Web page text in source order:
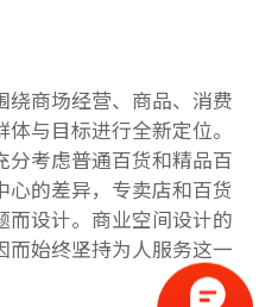
绕商场经营、商品、消费
与目标进行全新定位。
分考虑普通百货和精品百
的差异，专卖店和百货
而设计。商业空间设计的
而始终坚持为人服务这一